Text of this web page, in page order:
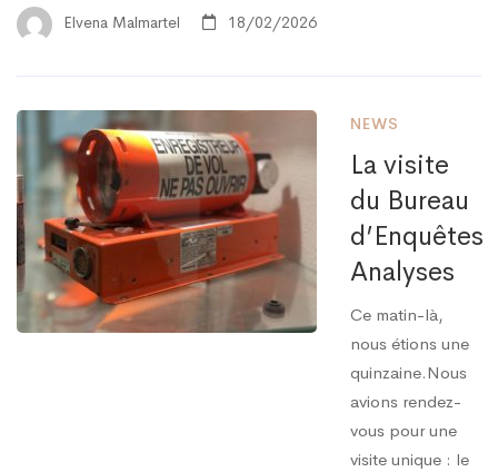
Elvena Malmartel 18/02/2026
NEWS
La visite
du Bureau
d’Enquêtes
Analyses
Ce matin-là,
nous étions une
quinzaine.Nous
avions rendez-
vous pour une
visite unique : le